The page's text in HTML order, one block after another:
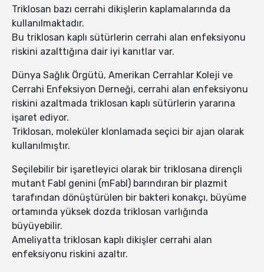
Triklosan bazı cerrahi dikişlerin kaplamalarında da
kullanılmaktadır.
Bu triklosan kaplı sütürlerin cerrahi alan enfeksiyonu
riskini azalttığına dair iyi kanıtlar var.
Dünya Sağlık Örgütü, Amerikan Cerrahlar Koleji ve
Cerrahi Enfeksiyon Derneği, cerrahi alan enfeksiyonu
riskini azaltmada triklosan kaplı sütürlerin yararına
işaret ediyor.
Triklosan, moleküler klonlamada seçici bir ajan olarak
kullanılmıştır.
Seçilebilir bir işaretleyici olarak bir triklosana dirençli
mutant FabI genini (mFabI) ​​barındıran bir plazmit
tarafından dönüştürülen bir bakteri konakçı, büyüme
ortamında yüksek dozda triklosan varlığında
büyüyebilir.
Ameliyatta triklosan kaplı dikişler cerrahi alan
enfeksiyonu riskini azaltır.